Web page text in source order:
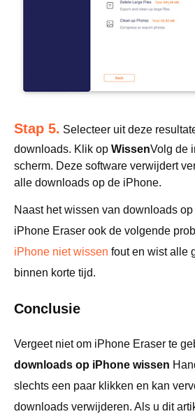
Stap 5. Selecteer uit deze
downloads. Klik op WissenVolg de
scherm. Deze software verwijdert
alle downloads op de iPhone.
Naast het wissen van downloads
iPhone Eraser ook de volgende
iPhone niet wissen fout en wist alle
binnen korte tijd.
Conclusie
Vergeet niet om iPhone Eraser te
downloads op iPhone wissen
slechts een paar klikken en kan
downloads verwijderen. Als u dit